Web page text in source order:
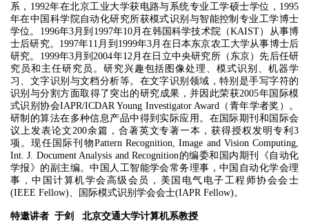
系，1992年在北京工业大学获电路与系统专业工学硕士学位，1995
年在中国科学院自动化研究所获模式识别与智能控制专业工学博士
学位。1996年3月到1997年10月在韩国科学技术院（KAIST）从事博
士后研究。1997年11月到1999年3月在日本东京农工大学从事博士后
研究。1999年3月到2004年12月在日立中央研究所（东京）先后任研
究员和主任研究员。研究兴趣包括图像处理、模式识别、机器学
习、文字识别与文档分析等。在文字识别领域，特别是手写字符的
识别与分割方面取得了突出的研究成果，并因此荣获2005年国际模
式识别协会IAPR/ICDAR Young Investigator Award（青年学者奖）。
研制的算法在多种信息产品中得到实际应用。在国际期刊和国际会
议上发表论文200余篇，合著英文专著一本，获得授权发明专利3
项。现任国际刊物Pattern Recognition, Image and Vision Computing,
Int. J. Document Analysis and Recognition的编委和国内期刊《自动化
学报》的副主编。中国人工智能学会常务理事，中国自动化学会理
事，中国计算机学会高级会员，美国电气电子工程师协会会士
(IEEE Fellow)、国际模式识别学会会士(IAPR Fellow)。
特邀讲者 于剑 北京交通大学计算机系教授